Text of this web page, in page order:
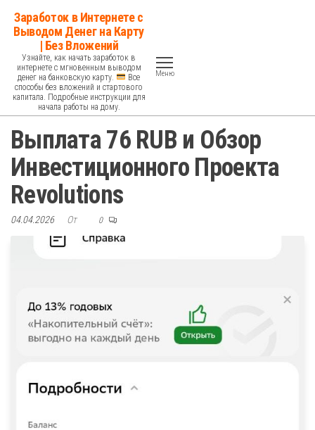
Перейти
содержимому
Заработок в Интернете с
Выводом Денег на Карту
| Без Вложений
Узнайте, как начать заработок в
интернете с мгновенным выводом
денег на банковскую карту.
Все
способы без вложений и стартового
капитала. Подробные инструкции для
начала работы на дому.
Меню
Выплата 76 RUB и Обзор
Инвестиционного Проекта
Revolutions
04.04.2026 От 0